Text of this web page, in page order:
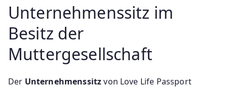
Unternehmenssitz im
Besitz der
Muttergesellschaft
Der Unternehmenssitzvon Love Life Passport